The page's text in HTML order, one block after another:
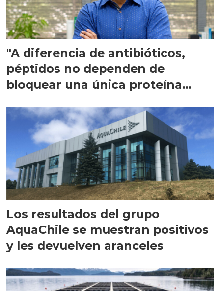
"A diferencia de antibióticos,
péptidos no dependen de
bloquear una única proteína
Los resultados del grupo
AquaChile se muestran positivos
y les devuelven aranceles